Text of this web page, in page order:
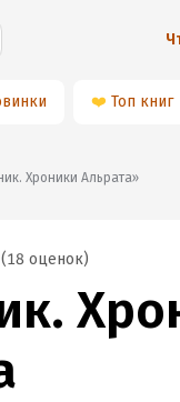
❤️ Топ книг
Хроники Альрата»
(18 оценок)